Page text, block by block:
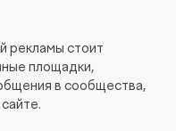
рекламы стоит
площадки,
в сообщества,